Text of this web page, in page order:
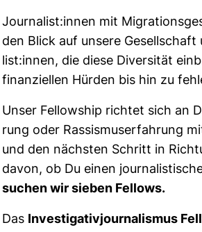
Jour­na­list:innen mit
den Blick auf unsere
list:innen, die diese Diver­sität
finan­zi­ellen Hürden bis hin zu
Unser Fel­low­ship richtet sich an
rung oder Ras­sis­mu­s­er­fah­rung
und den nächsten Schritt in
davon, ob Du einen
suchen wir sieben Fel­lows.
Das Inves­ti­ga­ti­vjour­na­lismus